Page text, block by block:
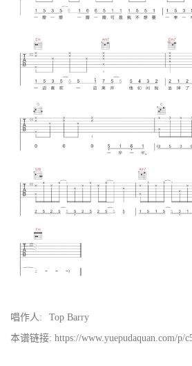
唱作人:
Top Barry
本谱链接: https://www.yuepudaquan.com/p/